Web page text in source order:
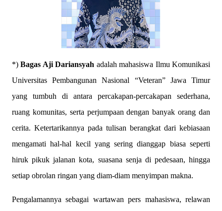
*)Bagas Aji Dariansyah adalah mahasiswa Ilmu Komunikasi
Universitas Pembangunan Nasional “Veteran” Jawa Timur
yang tumbuh di antara percakapan-percakapan sederhana,
ruang komunitas, serta perjumpaan dengan banyak orang dan
cerita. Ketertarikannya pada tulisan berangkat dari kebiasaan
mengamati hal-hal kecil yang sering dianggap biasa seperti
hiruk pikuk jalanan kota, suasana senja di pedesaan, hingga
setiap obrolan ringan yang diam-diam menyimpan makna.
Pengalamannya sebagai wartawan pers mahasiswa, relawan